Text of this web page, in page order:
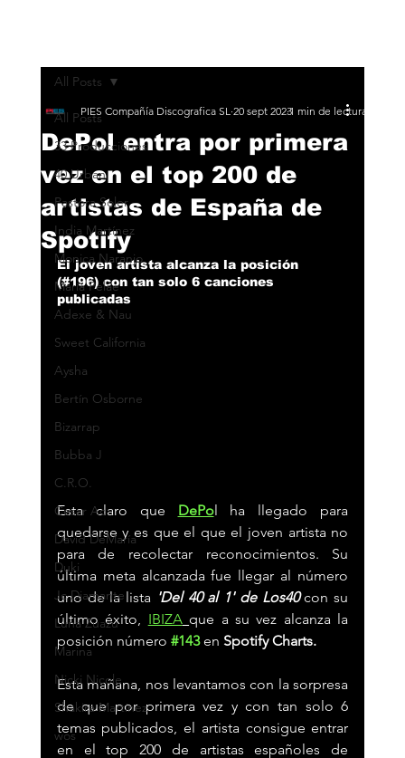
All Posts
33 Producciones
40 Urban
Pastora Soler
India Martínez
Monica Naranjo
María Peláe
Adexe & Nau
Sweet California
Aysha
Bertín Osborne
Bizarrap
Bubba J
C.R.O.
Cesar Ac
David DeMaría
Duki
Jc Diamante
Luna Zuazu
Marina
Nicki Nicole
Shakira Martínez
wos
All Posts
DePol entra por primera
vez en el top 200 de
artistas de España de
Spotify
PIES Compañía Discografica SL 20 sept 20231 min de lectura
El joven artista alcanza la posición
(#196) con tan solo 6 canciones
publicadas
Esta claro que DePol ha llegado para
quedarse y es que el que el joven artista no
para de recolectar reconocimientos. Su
última meta alcanzada fue llegar al número
uno de la lista 'Del 40 al 1' de Los40 con su
último éxito, IBIZA que a su vez alcanza la
posición número #143 en Spotify Charts.
Esta mañana, nos levantamos con la sorpresa
de que por primera vez y con tan solo 6
temas publicados, el artista consigue entrar
en el top 200 de artistas españoles de